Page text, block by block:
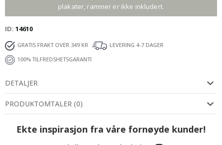
plakater, rammer er ikke inkludert.
ID 14610
GRATIS FRAKT OVER 349 KR
LEVERING 4-7 DAGER
100% TILFREDSHETSGARANTI
DETALJER
PRODUKTOMTALER (0)
Ekte inspirasjon fra våre fornøyde kunder!